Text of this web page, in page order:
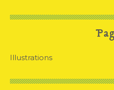
Illustrations